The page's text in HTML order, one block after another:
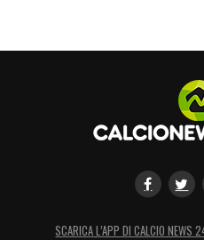
SCARICA L’APP DI CALCIO NEWS